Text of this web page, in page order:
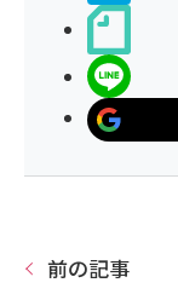
前の記事